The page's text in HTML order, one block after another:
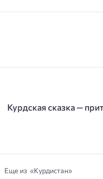
Курдская сказка —
Еще из «Курдистан»